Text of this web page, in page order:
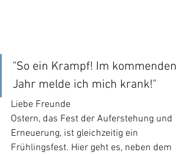
"So ein Krampf! Im kommenden
Jahr melde ich mich krank!"
Liebe Freunde
Ostern, das Fest der Auferstehung und
Erneuerung, ist gleichzeitig ein
Frühlingsfest. Hier geht es, neben dem